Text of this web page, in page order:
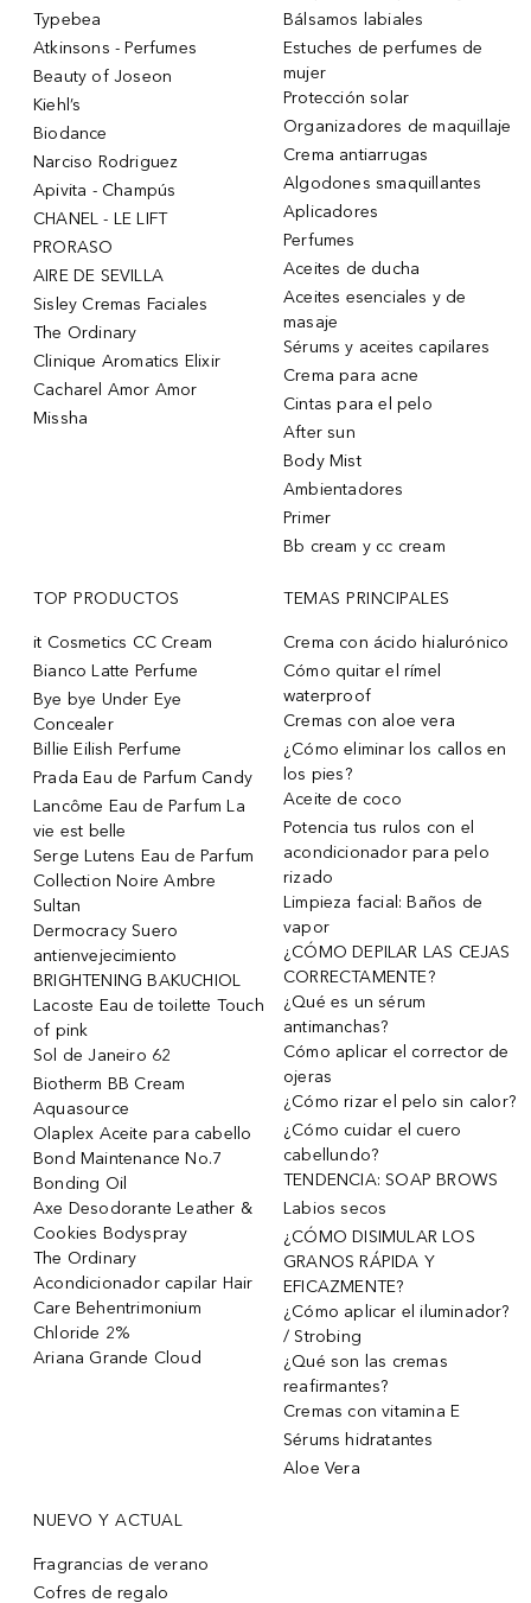
Typebea
Atkinsons - Perfumes
Beauty of Joseon
Kiehl’s
Biodance
Narciso Rodriguez
Apivita - Champús
CHANEL - LE LIFT
PRORASO
AIRE DE SEVILLA
Sisley Cremas Faciales
The Ordinary
Clinique Aromatics Elixir
Cacharel Amor Amor
Missha
Bálsamos labiales
Estuches de perfumes de
mujer
Protección solar
Organizadores de maquillaje
Crema antiarrugas
Algodones smaquillantes
Aplicadores
Perfumes
Aceites de ducha
Aceites esenciales y de
masaje
Sérums y aceites capilares
Crema para acne
Cintas para el pelo
After sun
Body Mist
Ambientadores
Primer
Bb cream y cc cream
TOP PRODUCTOS
it Cosmetics CC Cream
Bianco Latte Perfume
Bye bye Under Eye
Concealer
Billie Eilish Perfume
Prada Eau de Parfum Candy
Lancôme Eau de Parfum La
vie est belle
Serge Lutens Eau de Parfum
Collection Noire Ambre
Sultan
Dermocracy Suero
antienvejecimiento
BRIGHTENING BAKUCHIOL
Lacoste Eau de toilette Touch
of pink
Sol de Janeiro 62
Biotherm BB Cream
Aquasource
Olaplex Aceite para cabello
Bond Maintenance No.7
Bonding Oil
Axe Desodorante Leather &
Cookies Bodyspray
The Ordinary
Acondicionador capilar Hair
Care Behentrimonium
Chloride 2%
Ariana Grande Cloud
TEMAS PRINCIPALES
Crema con ácido hialurónico
Cómo quitar el rímel
waterproof
Cremas con aloe vera
¿Cómo eliminar los callos en
los pies?
Aceite de coco
Potencia tus rulos con el
acondicionador para pelo
rizado
Limpieza facial: Baños de
vapor
¿CÓMO DEPILAR LAS CEJAS
CORRECTAMENTE?
¿Qué es un sérum
antimanchas?
Cómo aplicar el corrector de
ojeras
¿Cómo rizar el pelo sin calor?
¿Cómo cuidar el cuero
cabellundo?
TENDENCIA: SOAP BROWS
Labios secos
¿CÓMO DISIMULAR LOS
GRANOS RÁPIDA Y
EFICAZMENTE?
¿Cómo aplicar el iluminador?
/ Strobing
¿Qué son las cremas
reafirmantes?
Cremas con vitamina E
Sérums hidratantes
Aloe Vera
NUEVO Y ACTUAL
Fragrancias de verano
Cofres de regalo